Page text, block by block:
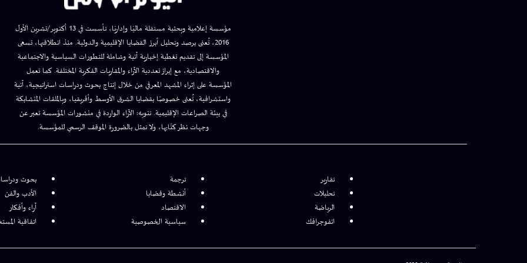
مؤسسة إعلامية وبحثية مستقلة ماليًا وإداريًا، تأسست في 13 أكتوبر/تشرين الأول
2016، تُعنى برصد وتحليل أبرز القضايا الإقليمية والدولية. منذ انطلاقتها، تسعى
المؤسسة إلى تقديم تغطية إخبارية آنية وشاملة للتطورات السياسية والاجتماعية
والاقتصادية، مع إبراز تعددية الآراء والمقاربات الفكرية المختلفة. كما تعمل
المؤسسة على إثراء المشهد المعرفي من خلال إنتاج بحوث ودراسات استراتيجية، آنية
واستشرافية، تُعنى خصوصًا بقضايا الشرق الأوسط وأفريقيا، وبالملفات المتشابكة
في بيئة الصراعات الإقليمية. تنويه: الآراء الواردة في منشورات المؤسسة تعبر عن
وجهات نظر كتّابها، ولا تمثل بالضرورة الموقف الرسمي للمؤسسة.
تقارير ترجمة
بحوث
تحليلات
أنشطة وقضايا
الأدب والفن
الرياضة
الاقتصاد
آراء وأفكار
انفوجرافك
سياسية الخصوصية اتفاقية